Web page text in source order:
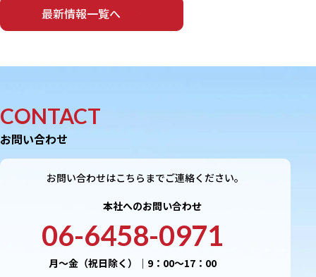
最新情報一覧へ
CONTACT
お問い合わせ
お問い合わせはこちらまでご連絡ください。
本社へのお問い合わせ
06-6458-0971
月〜金（祝日除く）｜9：00〜17：00